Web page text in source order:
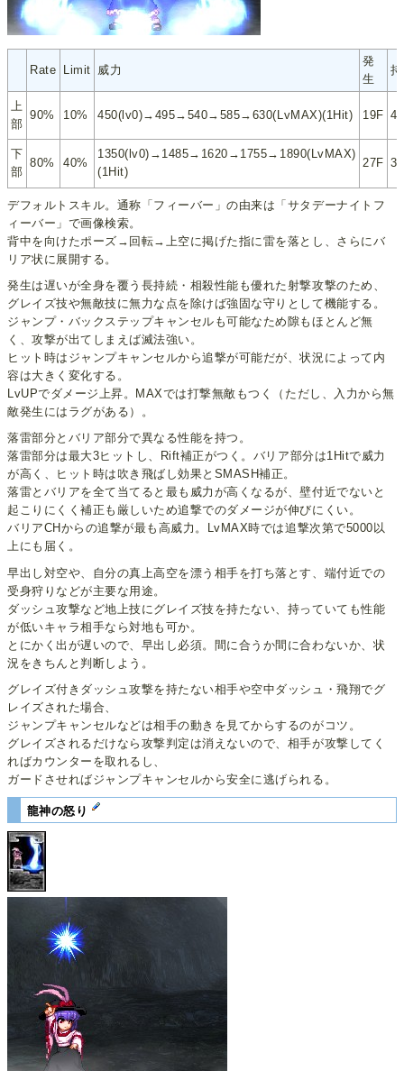
Rate Limit 威力
発
生
上
部
90% 10% 450(lv0)→495→540→585→630(LvMAX)(1Hit) 19F
下
部
80% 40%
1350(lv0)→1485→1620→1755→1890(LvMAX)
(1Hit)
27F
デフォルトスキル。通称「フィーバー」の由来は「サタデーナイトフ
ィーバー」で画像検索。
背中を向けたポーズ→回転→上空に掲げた指に雷を落とし、さらにバ
リア状に展開する。
発生は遅いが全身を覆う長持続・相殺性能も優れた射撃攻撃のため、
グレイズ技や無敵技に無力な点を除けば強固な守りとして機能する。
ジャンプ・バックステップキャンセルも可能なため隙もほとんど無
く、攻撃が出てしまえば滅法強い。
ヒット時はジャンプキャンセルから追撃が可能だが、状況によって内
容は大きく変化する。
LvUPでダメージ上昇。MAXでは打撃無敵もつく（ただし、入力から無
敵発生にはラグがある）。
落雷部分とバリア部分で異なる性能を持つ。
落雷部分は最大3ヒットし、Rift補正がつく。バリア部分は1Hitで威力
が高く、ヒット時は吹き飛ばし効果とSMASH補正。
落雷とバリアを全て当てると最も威力が高くなるが、壁付近でないと
起こりにくく補正も厳しいため追撃でのダメージが伸びにくい。
バリアCHからの追撃が最も高威力。LvMAX時では追撃次第で5000以
上にも届く。
早出し対空や、自分の真上高空を漂う相手を打ち落とす、端付近での
受身狩りなどが主要な用途。
ダッシュ攻撃など地上技にグレイズ技を持たない、持っていても性能
が低いキャラ相手なら対地も可か。
とにかく出が遅いので、早出し必須。間に合うか間に合わないか、状
況をきちんと判断しよう。
グレイズ付きダッシュ攻撃を持たない相手や空中ダッシュ・飛翔でグ
レイズされた場合、
ジャンプキャンセルなどは相手の動きを見てからするのがコツ。
グレイズされるだけなら攻撃判定は消えないので、相手が攻撃してく
ればカウンターを取れるし、
ガードさせればジャンプキャンセルから安全に逃げられる。
龍神の怒り